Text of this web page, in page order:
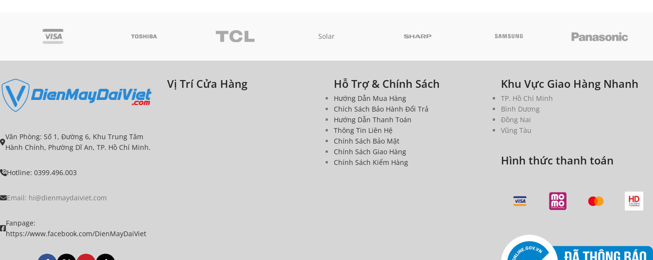
giặt nước nóng.
Tiết kiệm điện nhờ công nghệ Inverter.
kháng khuẩn (ABT).
Tiết kiệm thời gian làm vệ sinh với tính năng
tự làm sạch mặt trong cửa - Smart Dual Spray.
Solar
Văn Phòng: Số 1, Đường 6, Khu Trung Tâm
Hành Chính, Phường Dĩ An, TP. Hồ Chí Minh.
Hotline: 0399.496.003
Email: hi@dienmaydaiviet.com
Fanpage:
https://www.facebook.com/DienMayDaiViet
Vị Trí Cửa Hàng Hỗ Trợ & Chính Sách
Hướng Dẫn Mua Hàng
Chích Sách Bảo Hành Đổi Trả
Hướng Dẫn Thanh Toán
Thông Tin Liên Hệ
Chính Sách Bảo Mật
Chính Sách Giao Hàng
Chính Sách Kiểm Hàng
Khu Vực Giao Hàng Nhanh
TP. Hồ Chí Minh
Bình Dương
Đồng Nai
Vũng Tàu
Hình thức thanh toán